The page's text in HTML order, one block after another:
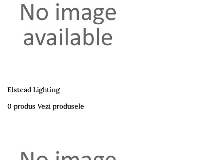
Elstead Lighting
0 produs Vezi produsele